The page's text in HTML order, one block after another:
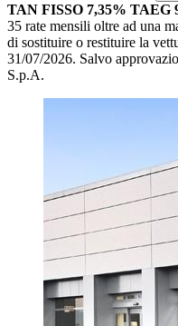
TAN FISSO 7,35% TAEG
35 rate mensili oltre ad una
di sostituire o restituire la
31/07/2026. Salvo
S.p.A.